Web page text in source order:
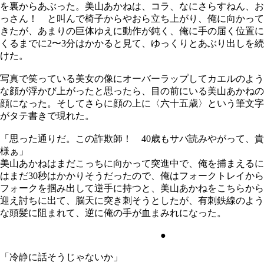
を裏からあぶった。美山あかねは、コラ、なにさらすねん、お
っさん！ と叫んで椅子からやおら立ち上がり、俺に向かって
きたが、あまりの巨体ゆえに動作が鈍く、俺に手の届く位置に
くるまでに2〜3分はかかると見て、ゆっくりとあぶり出しを続
けた。
写真で笑っている美女の像にオーバーラップしてカエルのよう
な顔が浮かび上がったと思ったら、目の前にいる美山あかねの
顔になった。そしてさらに顔の上に〈六十五歳〉という筆文字
がタテ書きで現れた。
「思った通りだ。この詐欺師！ 40歳もサバ読みやがって、貴
様ぁ」
美山あかねはまだこっちに向かって突進中で、俺を捕まえるに
はまだ30秒はかかりそうだったので、俺はフォークトレイから
フォークを掴み出して逆手に持つと、美山あかねをこちらから
迎え討ちに出て、脳天に突き刺そうとしたが、有刺鉄線のよう
な頭髪に阻まれて、逆に俺の手が血まみれになった。
●
「冷静に話そうじゃないか」